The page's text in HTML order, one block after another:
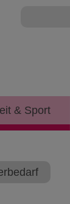
& Sport